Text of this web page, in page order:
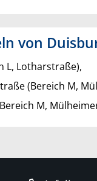
von
L, Lotharstraße),
(Bereich M,
M,